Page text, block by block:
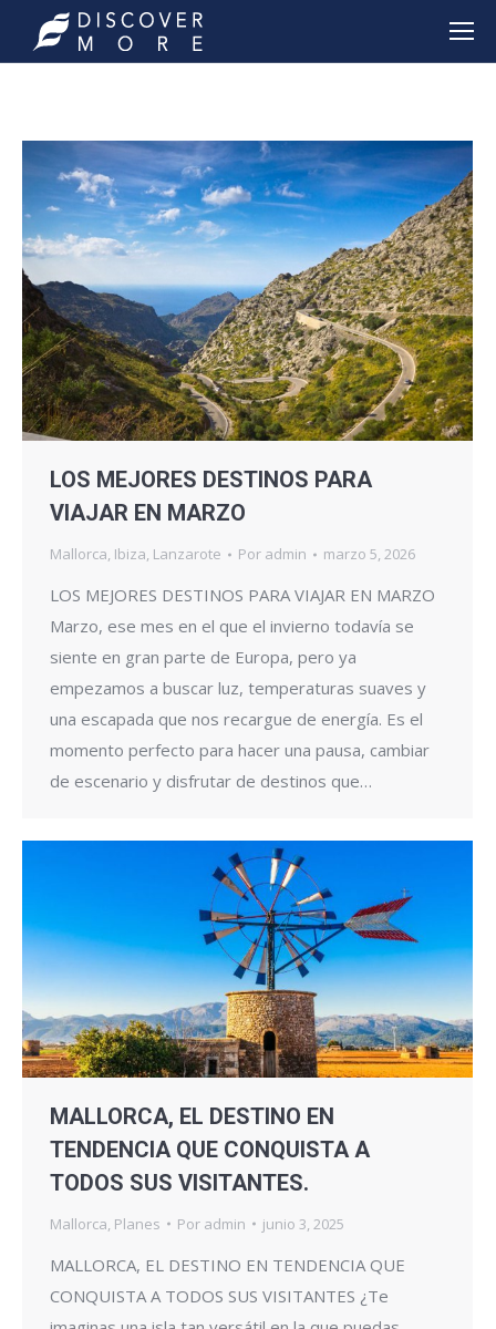
LOS MEJORES DESTINOS PARA
VIAJAR EN MARZO
Mallorca, Ibiza, Lanzarote Por admin marzo 5, 2026
LOS MEJORES DESTINOS PARA VIAJAR EN MARZO
Marzo, ese mes en el que el invierno todavía se
siente en gran parte de Europa, pero ya
empezamos a buscar luz, temperaturas suaves y
una escapada que nos recargue de energía. Es el
momento perfecto para hacer una pausa, cambiar
de escenario y disfrutar de destinos que…
MALLORCA, EL DESTINO EN
TENDENCIA QUE CONQUISTA A
TODOS SUS VISITANTES.
Mallorca Planes Por admin junio 3, 2025
MALLORCA, EL DESTINO EN TENDENCIA QUE
CONQUISTA A TODOS SUS VISITANTES ¿Te